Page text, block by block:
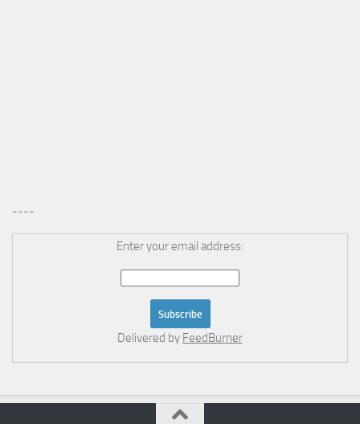
----
Enter your email address:
Delivered by FeedBurner